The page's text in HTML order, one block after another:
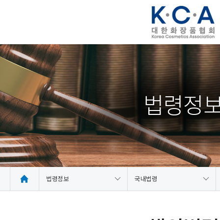
법령정
법령정보 국내법령